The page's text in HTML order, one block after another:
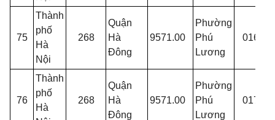
75
Thành
phố
Hà
Nội
268
Quận
Hà
Đông
9571.00
Phường
Phú
Lương
016
76
Thành
phố
Hà
268
Quận
Hà
Đông
9571.00
Phường
Phú
Lương
017